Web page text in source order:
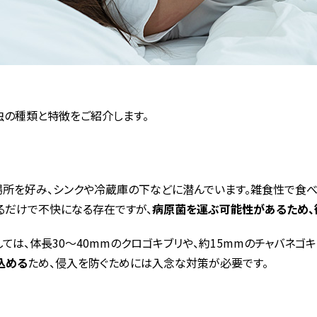
種類と特徴をご紹介します。
を好み、シンクや冷蔵庫の下などに潜んでいます。雑食性で食
けで不快になる存在ですが、病原菌を運ぶ可能性があるため
は、体長30〜40mmのクロゴキブリや、約15mmのチャバネゴキ
めるため、侵入を防ぐためには入念な対策が必要です。